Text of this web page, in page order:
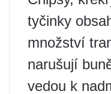
tyčinky
množství
narušují
vedou k